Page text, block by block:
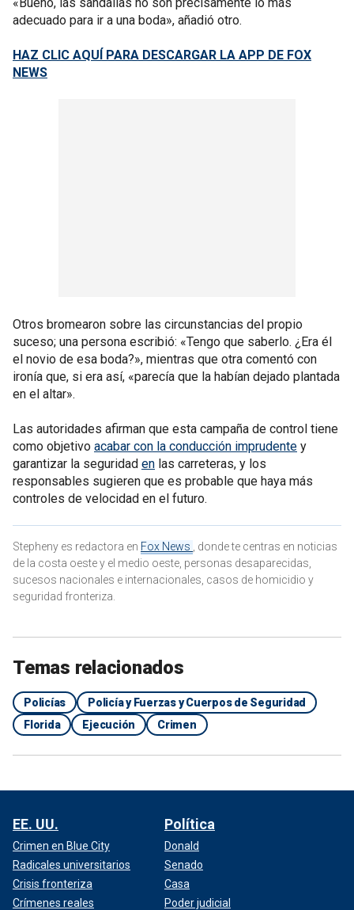
adecuado para ir a una boda», añadió otro.
HAZ CLIC AQUÍ PARA DESCARGAR LA APP DE FOX
NEWS
Otros bromearon sobre las circunstancias del propio
suceso; una persona escribió: «Tengo que saberlo. ¿Era él
el novio de esa boda?», mientras que otra comentó con
ironía que, si era así, «parecía que la habían dejado plantada
en el altar».
Las autoridades afirman que esta campaña de control tiene
como objetivo acabar con la conducción imprudente y
garantizar la seguridad en las carreteras, y los
responsables sugieren que es probable que haya más
controles de velocidad en el futuro.
Stepheny es redactora en Fox News
, donde te centras en noticias
de la costa oeste y el medio oeste, personas desaparecidas,
sucesos nacionales e internacionales, casos de homicidio y
seguridad fronteriza.
Temas relacionados
Policías
Policía y Fuerzas y Cuerpos de Seguridad
Florida
Ejecución Crimen
EE. UU.
Crimen en Blue City
Radicales universitarios
Crisis fronteriza
Crímenes reales
Política
Donald
Senado
Casa
Poder judicial